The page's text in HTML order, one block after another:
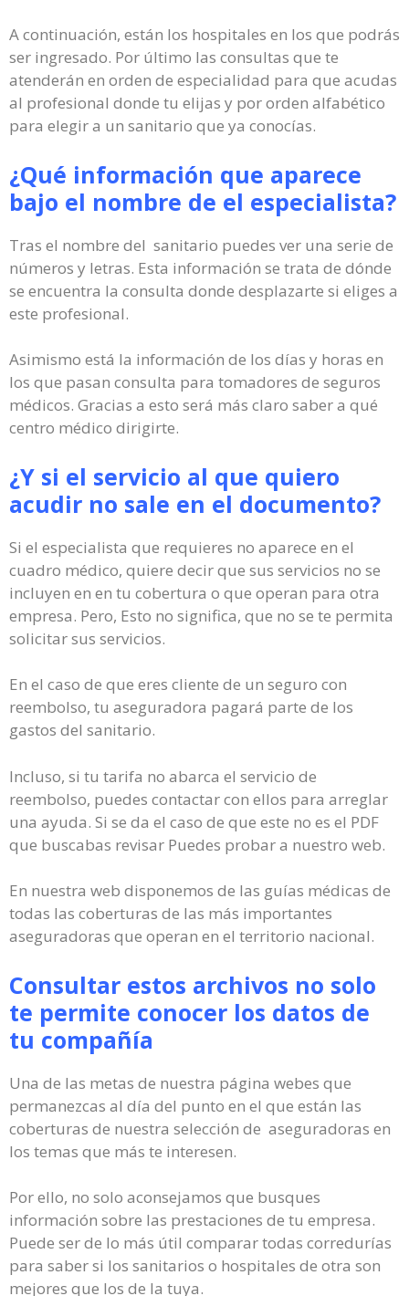
A continuación, están los hospitales en los que podrás
ser ingresado. Por último las consultas que te
atenderán en orden de especialidad para que acudas
al profesional donde tu elijas y por orden alfabético
para elegir a un sanitario que ya conocías.
¿Qué información que aparece
bajo el nombre de el especialista?
Tras el nombre del sanitario puedes ver una serie de
números y letras. Esta información se trata de dónde
se encuentra la consulta donde desplazarte si eliges a
este profesional.
Asimismo está la información de los días y horas en
los que pasan consulta para tomadores de seguros
médicos. Gracias a esto será más claro saber a qué
centro médico dirigirte.
¿Y si el servicio al que quiero
acudir no sale en el documento?
Si el especialista que requieres no aparece en el
cuadro médico, quiere decir que sus servicios no se
incluyen en en tu cobertura o que operan para otra
empresa. Pero, Esto no significa, que no se te permita
solicitar sus servicios.
En el caso de que eres cliente de un seguro con
reembolso, tu aseguradora pagará parte de los
gastos del sanitario.
Incluso, si tu tarifa no abarca el servicio de
reembolso, puedes contactar con ellos para arreglar
una ayuda. Si se da el caso de que este no es el PDF
que buscabas revisar Puedes probar a nuestro web.
En nuestra web disponemos de las guías médicas de
todas las coberturas de las más importantes
aseguradoras que operan en el territorio nacional.
Consultar estos archivos no solo
te permite conocer los datos de
tu compañía
Una de las metas de nuestra página webes que
permanezcas al día del punto en el que están las
coberturas de nuestra selección de aseguradoras en
los temas que más te interesen.
Por ello, no solo aconsejamos que busques
información sobre las prestaciones de tu empresa.
Puede ser de lo más útil comparar todas corredurías
para saber si los sanitarios o hospitales de otra son
mejores que los de la tuya.